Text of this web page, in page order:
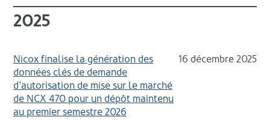
2025
Nicox finalise la génération des
données clés de demande
d’autorisation de mise sur le marché
de NCX 470 pour un dépôt maintenu
au premier semestre 2026
16 décembre 2025